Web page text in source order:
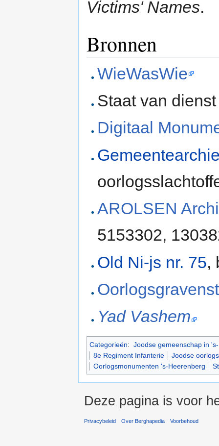
Victims' Names.
Bronnen
WieWasWie
Staat van
Digitaal
AROLSEN
5153302,
Old Ni-js nr. 75,
Yad Vashem
Categorieën: Joodse gemeenschap in
8e Regiment Infanterie
Joodse
Oorlogsmonumenten 's-Heerenberg
Deze pagina is voor
Privacybeleid Over Berghapedia Voorbehoud